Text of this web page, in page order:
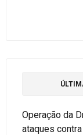
Operação da
ataques